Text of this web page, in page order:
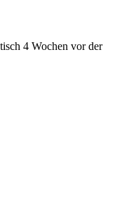
4 Wochen vor der